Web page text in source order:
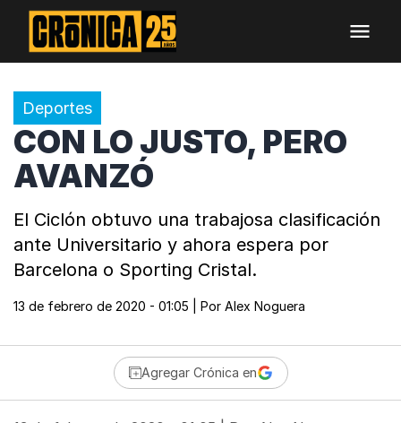
Deportes
CON LO JUSTO, PERO
AVANZÓ
El Ciclón obtuvo una trabajosa clasificación
ante Universitario y ahora espera por
Barcelona o Sporting Cristal.
13 de febrero de 2020 - 01:05 | Por Alex Noguera
Agregar Crónica en